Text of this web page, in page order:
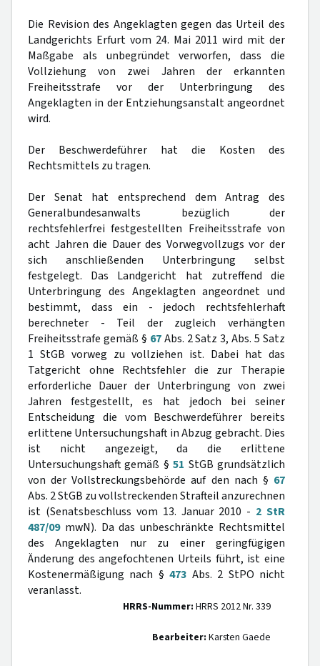
Die Revision des Angeklagten gegen das Urteil des
Landgerichts Erfurt vom 24. Mai 2011 wird mit der
Maßgabe als unbegründet verworfen, dass die
Vollziehung von zwei Jahren der erkannten
Freiheitsstrafe vor der Unterbringung des
Angeklagten in der Entziehungsanstalt angeordnet
wird.
Der Beschwerdeführer hat die Kosten des
Rechtsmittels zu tragen.
Der Senat hat entsprechend dem Antrag des
Generalbundesanwalts bezüglich der
rechtsfehlerfrei festgestellten Freiheitsstrafe von
acht Jahren die Dauer des Vorwegvollzugs vor der
sich anschließenden Unterbringung selbst
festgelegt. Das Landgericht hat zutreffend die
Unterbringung des Angeklagten angeordnet und
bestimmt, dass ein - jedoch rechtsfehlerhaft
berechneter - Teil der zugleich verhängten
Freiheitsstrafe gemäß § 67Abs. 2 Satz 3, Abs. 5 Satz
1 StGB vorweg zu vollziehen ist. Dabei hat das
Tatgericht ohne Rechtsfehler die zur Therapie
erforderliche Dauer der Unterbringung von zwei
Jahren festgestellt, es hat jedoch bei seiner
Entscheidung die vom Beschwerdeführer bereits
erlittene Untersuchungshaft in Abzug gebracht. Dies
ist nicht angezeigt, da die erlittene
Untersuchungshaft gemäß §51 StGB grundsätzlich
von der Vollstreckungsbehörde auf den nach § 67
Abs. 2 StGB zu vollstreckenden Strafteil anzurechnen
ist (Senatsbeschluss vom 13. Januar 2010 - 2 StR
487/09mwN). Da das unbeschränkte Rechtsmittel
des Angeklagten nur zu einer geringfügigen
Änderung des angefochtenen Urteils führt, ist eine
Kostenermäßigung nach §473 Abs. 2 StPO nicht
veranlasst.
HRRS-Nummer: HRRS 2012 Nr. 339
Bearbeiter: Karsten Gaede